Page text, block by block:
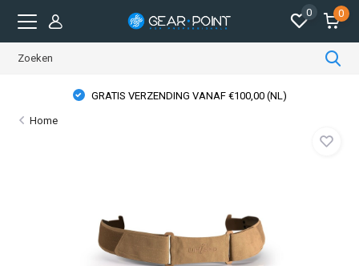
0 0
GRATIS VERZENDING VANAF €100,00 (NL)
Home